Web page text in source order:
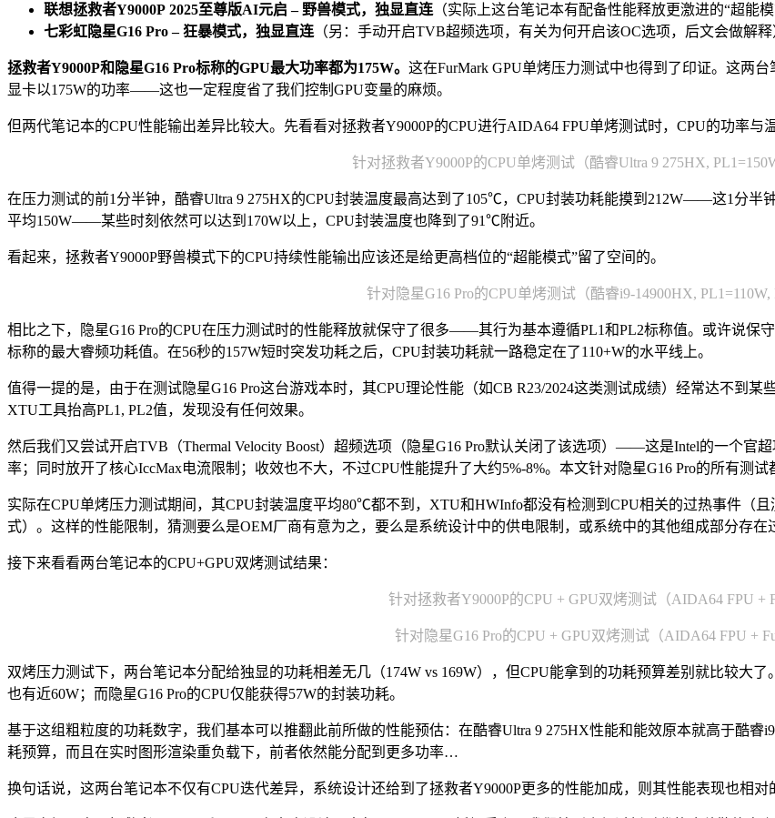
联想拯救者Y9000P 2025至尊版AI元启–野兽模式，独显直连 （实际上这台笔记本有配备性能释放更激进的“超能
七彩虹隐星G16 Pro–狂暴模式，独显直连 （另：手动开启TVB超频选项，有关为何开启该OC选项，后文会做解释
拯救者Y9000P和隐星G16 Pro标称的GPU最大功率都为175W。 这在FurMark GPU单烤压力测试中也得到了印证。这两
显卡以175W的功率——这也一定程度省了我们控制GPU变量的麻烦。
但两代笔记本的CPU性能输出差异比较大。先看看对拯救者Y9000P的CPU进行AIDA64 FPU单烤测试时，CPU的功率与
针对拯救者Y9000P的CPU单烤测试（酷睿Ultra 9 275HX,
在压力测试的前1分半钟，酷睿Ultra 9 275HX的CPU封装温度最高达到了105℃，CPU封装功耗能摸到212W——这1分半
平均150W——某些时刻依然可以达到170W以上，CPU封装温度也降到了91℃附近。
看起来，拯救者Y9000P野兽模式下的CPU持续性能输出应该还是给更高档位的“超能模式”留了空间的。
针对隐星G16 Pro的CPU单烤测试（酷睿i9-14900HX, PL1=110W,
相比之下，隐星G16 Pro的CPU在压力测试时的性能释放就保守了很多——其行为基本遵循PL1和PL2标称值。或许说保
标称的最大睿频功耗值。在56秒的157W短时突发功耗之后，CPU封装功耗就一路稳定在了110+W的水平线上。
值得一提的是，由于在测试隐星G16 Pro这台游戏本时，其CPU理论性能（如CB R23/2024这类测试成绩）经常达不到
XTU工具抬高PL1, PL2值，发现没有任何效果。
然后我们又尝试开启TVB（Thermal Velocity Boost）超频选项（隐星G16 Pro默认关闭了该选项）——这是Intel的一个官
率；同时放开了核心IccMax电流限制；收效也不大，不过CPU性能提升了大约5%-8%。本文针对隐星G16 Pro的所有测
实际在CPU单烤压力测试期间，其CPU封装温度平均80℃都不到，XTU和HWInfo都没有检测到CPU相关的过热事件（
式）。这样的性能限制，猜测要么是OEM厂商有意为之，要么是系统设计中的供电限制，或系统中的其他组成部分存在
接下来看看两台笔记本的CPU+GPU双烤测试结果：
针对拯救者Y9000P的CPU + GPU双烤测试（AIDA64 FPU +
针对隐星G16 Pro的CPU + GPU双烤测试（AIDA64 FPU +
双烤压力测试下，两台笔记本分配给独显的功耗相差无几（174W vs 169W），但CPU能拿到的功耗预算差别就比较大
也有近60W；而隐星G16 Pro的CPU仅能获得57W的封装功耗。
基于这组粗粒度的功耗数字，我们基本可以推翻此前所做的性能预估：在酷睿Ultra 9 275HX性能和能效原本就高于酷
耗预算，而且在实时图形渲染重负载下，前者依然能分配到更多功率…
换句话说，这两台笔记本不仅有CPU迭代差异，系统设计还给到了拯救者Y9000P更多的性能加成，则其性能表现也相